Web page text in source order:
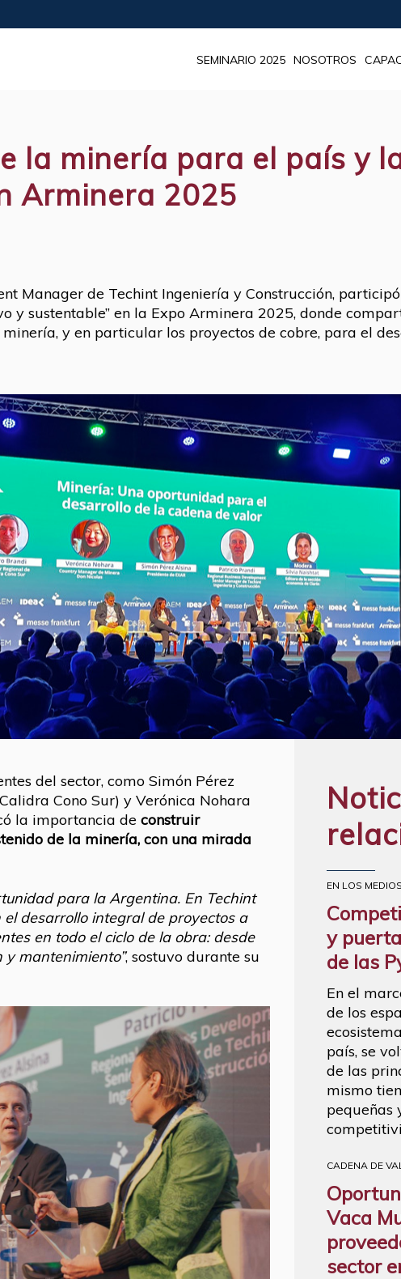
SEMINARIO 2025 NOSOTROS
la minería para el país y
Arminera 2025
Manager de Techint Ingeniería y Construcción,
y sustentable” en la Expo Arminera 2025, donde
y en particular los proyectos de cobre, para el
del sector, como Simón Pérez
Cono Sur) y Verónica Nohara
la importancia de construir
de la minería, con una mirada
para la Argentina. En Techint
desarrollo integral de proyectos a
en todo el ciclo de la obra: desde
y mantenimiento”, sostuvo durante su
EN LOS MEDIOS
y
de las
En el
de los
país, se
de las
mismo
pequeñas
CADENA DE
Vaca
sector